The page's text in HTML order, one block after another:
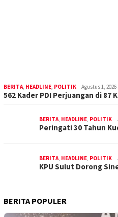
BERITA HEADLINE POLITIK Agustus 1, 2026
562 Kader PDI Perjuangan di 87
BERITA HEADLINE POLITIK
Peringati 30 Tahun
BERITA HEADLINE POLITIK
KPU Sulut Dorong
BERITA POPULER